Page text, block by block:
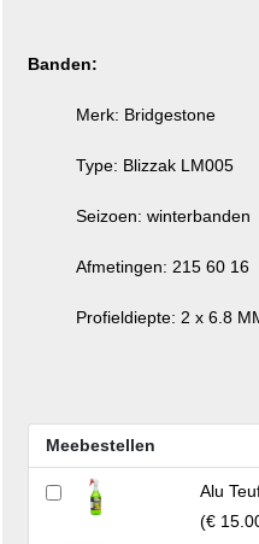
Banden:
Merk: Bridgestone
Type: Blizzak LM005
Seizoen: winterbanden
Afmetingen: 215 60 16
Profieldiepte: 2 x 6.8
Meebestellen
Alu
(€